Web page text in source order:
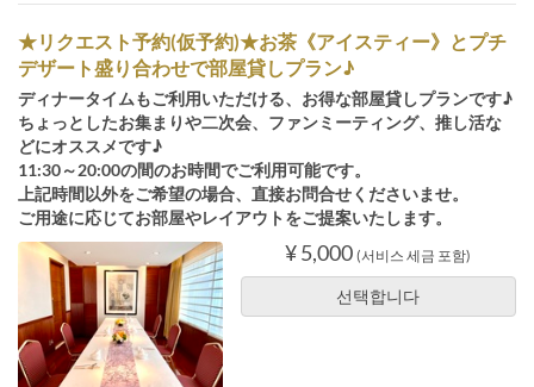
★リクエスト予約(仮予約)★お茶《アイスティー》とプチ
デザート盛り合わせで部屋貸しプラン♪
ディナータイムもご利用いただける、お得な部屋貸しプランです♪
ちょっとしたお集まりや二次会、ファンミーティング、推し活な
どにオススメです♪
11:30～20:00の間のお時間でご利用可能です。
上記時間以外をご希望の場合、直接お問合せくださいませ。
ご用途に応じてお部屋やレイアウトをご提案いたします。
¥ 5,000 (서비스 세금 포함)
선택합니다